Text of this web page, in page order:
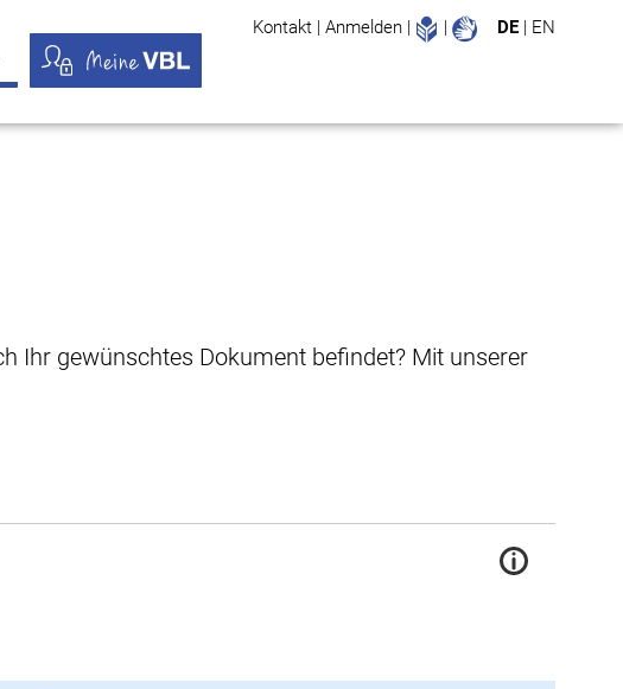
Kontakt | Anmelden | Leichte Sprache
| DE | EN
Ihr gewünschtes Dokument befindet? Mit unserer